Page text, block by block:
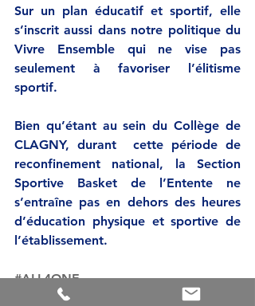
Sur un plan éducatif et sportif, elle
s’inscrit aussi dans notre politique du
Vivre Ensemble qui ne vise pas
seulement à favoriser l’élitisme
sportif.
Bien qu’étant au sein du Collège de
CLAGNY, durant  cette période de
reconfinement national, la Section
Sportive Basket de l’Entente ne
s’entraîne pas en dehors des heures
d’éducation physique et sportive de
l’établissement.
#ALL4ONE
ACTU CLUB